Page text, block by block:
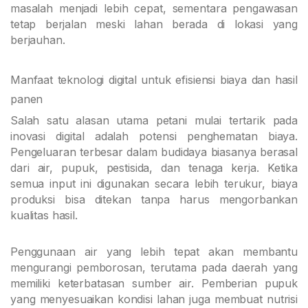
masalah menjadi lebih cepat, sementara pengawasan
tetap berjalan meski lahan berada di lokasi yang
berjauhan.
Manfaat teknologi digital untuk efisiensi biaya dan hasil
panen
Salah satu alasan utama petani mulai tertarik pada
inovasi digital adalah potensi penghematan biaya.
Pengeluaran terbesar dalam budidaya biasanya berasal
dari air, pupuk, pestisida, dan tenaga kerja. Ketika
semua input ini digunakan secara lebih terukur, biaya
produksi bisa ditekan tanpa harus mengorbankan
kualitas hasil.
Penggunaan air yang lebih tepat akan membantu
mengurangi pemborosan, terutama pada daerah yang
memiliki keterbatasan sumber air. Pemberian pupuk
yang menyesuaikan kondisi lahan juga membuat nutrisi